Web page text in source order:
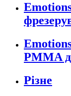
PMMA
Різне